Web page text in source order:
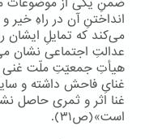
انداختنِ آن در راهِ خیر و
می‌کند که تمایلِ ایشان
عدالتِ اجتماعی نشان
هیأتِ جمعیّتِ ملّت غنی
غنایِ فاحش داشته و
غنا اثر و ثمری حاصل
است»(ص۳۱).